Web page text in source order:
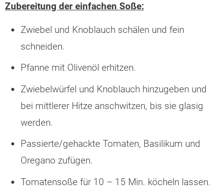
Zubereitung der einfachen Soße:
Zwiebel und Knoblauch schälen und fein
schneiden.
Pfanne mit Olivenöl erhitzen.
Zwiebelwürfel und Knoblauch hinzugeben und
bei mittlerer Hitze anschwitzen, bis sie glasig
werden.
Passierte/gehackte Tomaten, Basilikum und
Oregano zufügen.
Tomatensoße für 10 – 15 Min. köcheln lassen.